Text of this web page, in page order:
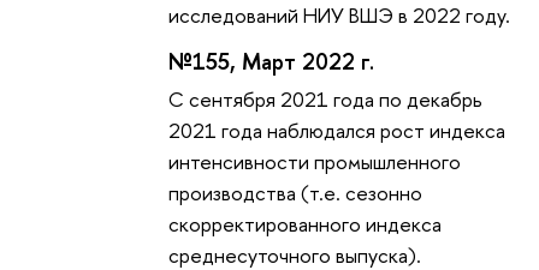
исследований НИУ ВШЭ в 2022 году.
№155, Март 2022 г.
С сентября 2021 года по декабрь
2021 года наблюдался рост индекса
интенсивности промышленного
производства (т.е. сезонно
скорректированного индекса
среднесуточного выпуска).